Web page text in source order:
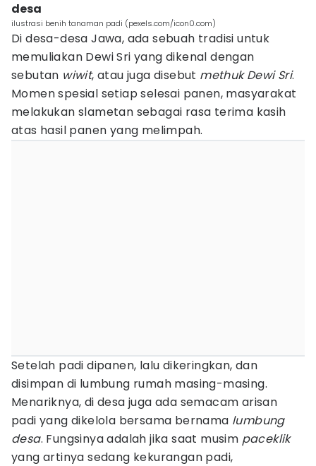
desa
ilustrasi benih tanaman padi (pexels.com/icon0.com)
Di desa-desa Jawa, ada sebuah tradisi untuk
memuliakan Dewi Sri yang dikenal dengan
sebutan wiwit, atau juga disebut methuk Dewi Sri.
Momen spesial setiap selesai panen, masyarakat
melakukan slametan sebagai rasa terima kasih
atas hasil panen yang melimpah.
Setelah padi dipanen, lalu dikeringkan, dan
disimpan di lumbung rumah masing-masing.
Menariknya, di desa juga ada semacam arisan
padi yang dikelola bersama bernama lumbung
desa. Fungsinya adalah jika saat musim paceklik
yang artinya sedang kekurangan padi,